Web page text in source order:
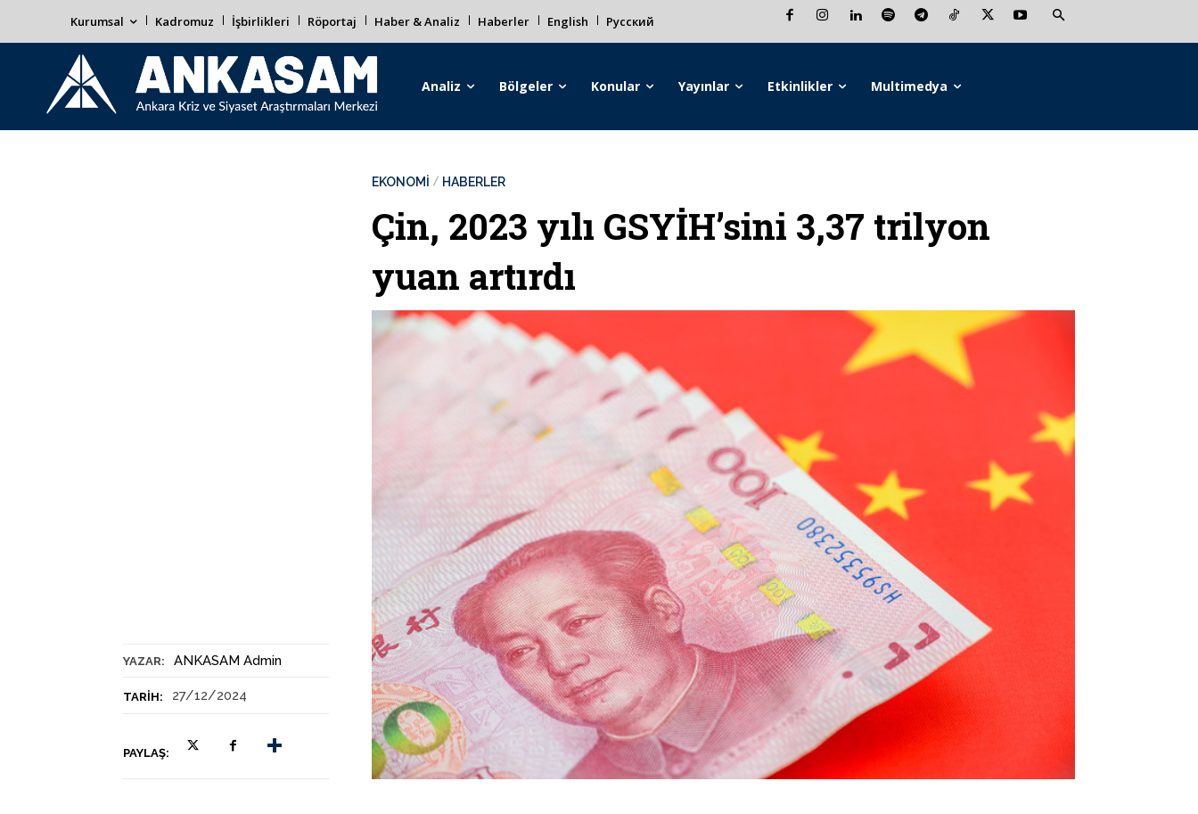
Kurumsal Kadromuz İşbirlikleri Röportaj Haber & Analiz Haberler English Русский
Analiz Bölgeler Konular Yayınlar Etkinlikler Multimedya
YAZAR: ANKASAM Admin
TARIH: 27/12/2024
PAYLAŞ:
EKONOMİ HABERLER
Çin, 2023 yılı GSYİH’sini 3,37 trilyon
yuan artırdı